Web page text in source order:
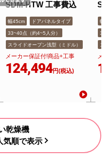
SDM-HTW 工事費込
幅45cm ドアパネルタイプ
33~40点（約4~5人分）
スライドオープン浅型（ミドル）
メーカー保証付!商品+工事
124,494円(税込)
幅
スラ
メー
乾燥機
気順で表示